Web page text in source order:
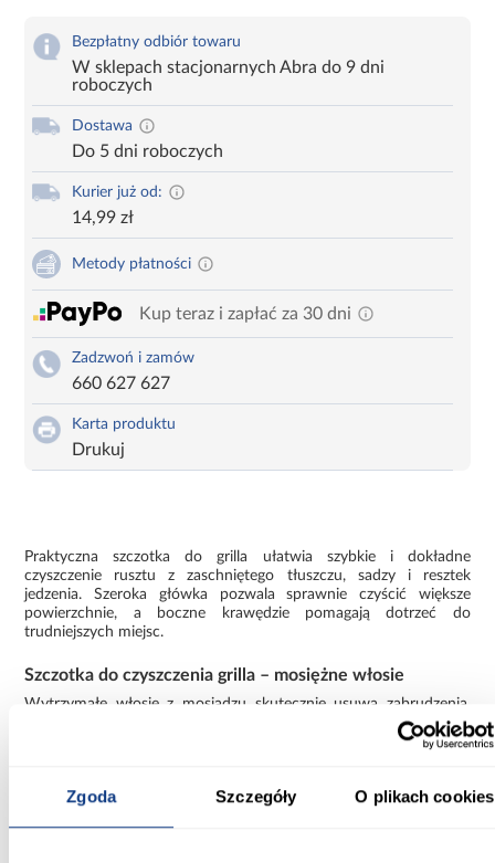
Zgoda Szczegóły O plikach cookies
Bezpłatny odbiór towaru
W sklepach stacjonarnych Abra do 9 dni
roboczych
Dostawa
Do 5 dni roboczych
Kurier już od:
14,99 zł
Metody płatności
Kup teraz i zapłać za 30 dni
Zadzwoń i zamów
660 627 627
Karta produktu
Drukuj
Praktyczna szczotka do grilla ułatwia szybkie i dokładne
czyszczenie rusztu z zaschniętego tłuszczu, sadzy i resztek
jedzenia. Szeroka główka pozwala sprawnie czyścić większe
powierzchnie, a boczne krawędzie pomagają dotrzeć do
trudniejszych miejsc.
Szczotka do czyszczenia grilla – mosiężne włosie
Wytrzymałe włosie z mosiądzu skutecznie usuwa zabrudzenia,
jednocześnie zapewniając odporność na zużycie i długą
uchwytem